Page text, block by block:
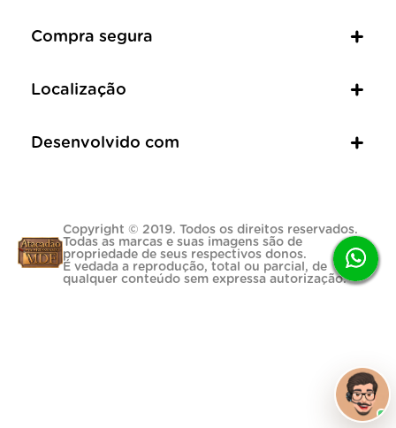
Compra segura
Localização
Desenvolvido com
Copyright © 2019. Todos os direitos reservados.
Todas as marcas e suas imagens são de
propriedade de seus respectivos donos.
É vedada a reprodução, total ou parcial, de
qualquer conteúdo sem expressa autorização.